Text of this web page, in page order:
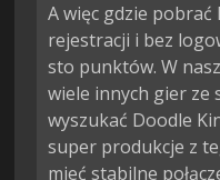
A więc gdzie
rejestracji i bez
sto punktów. W
wiele innych gier ze
wyszukać Doodle
super produkcje z
mieć stabilne